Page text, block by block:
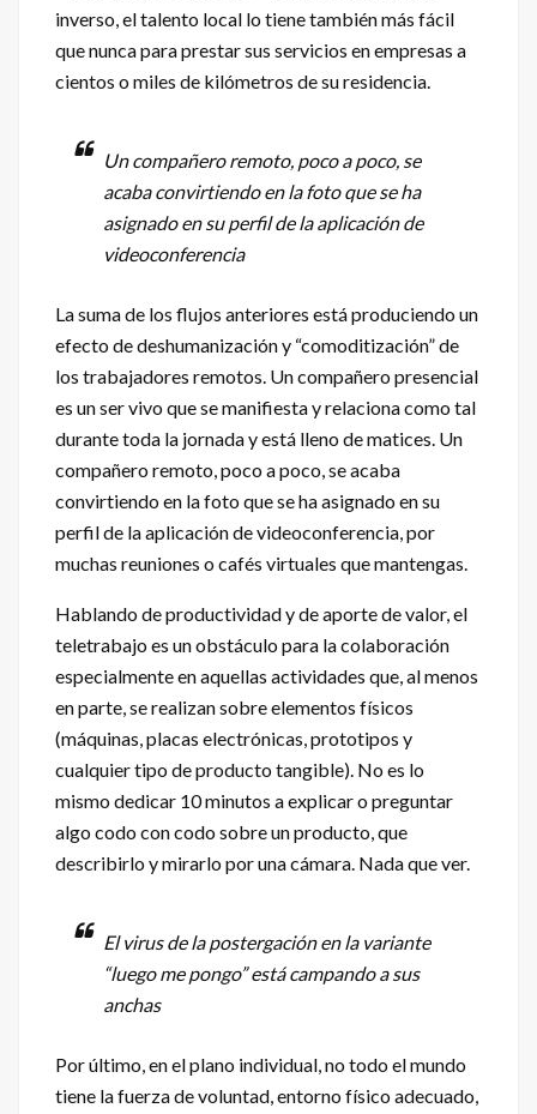
inverso, el talento local lo tiene también más fácil
que nunca para prestar sus servicios en empresas a
cientos o miles de kilómetros de su residencia.
Un compañero remoto, poco a poco, se
acaba convirtiendo en la foto que se ha
asignado en su perfil de la aplicación de
videoconferencia
La suma de los flujos anteriores está produciendo un
efecto de deshumanización y “comoditización” de
los trabajadores remotos. Un compañero presencial
es un ser vivo que se manifiesta y relaciona como tal
durante toda la jornada y está lleno de matices. Un
compañero remoto, poco a poco, se acaba
convirtiendo en la foto que se ha asignado en su
perfil de la aplicación de videoconferencia, por
muchas reuniones o cafés virtuales que mantengas.
Hablando de productividad y de aporte de valor, el
teletrabajo es un obstáculo para la colaboración
especialmente en aquellas actividades que, al menos
en parte, se realizan sobre elementos físicos
(máquinas, placas electrónicas, prototipos y
cualquier tipo de producto tangible). No es lo
mismo dedicar 10 minutos a explicar o preguntar
algo codo con codo sobre un producto, que
describirlo y mirarlo por una cámara. Nada que ver.
El virus de la postergación en la variante
“luego me pongo” está campando a sus
anchas
Por último, en el plano individual, no todo el mundo
tiene la fuerza de voluntad, entorno físico adecuado,